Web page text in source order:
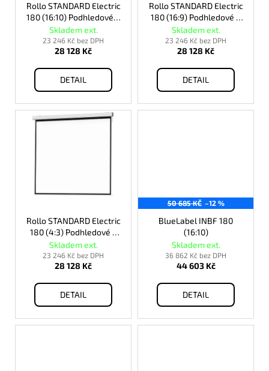
Rollo STANDARD Electric
180 (16:10) Podhledové +
rám pro vestavbu
Skladem ext.
23 246 Kč bez DPH
28 128 Kč
DETAIL
Rollo STANDARD Electric
180 (16:9) Podhledové +
rám pro vestavbu
Skladem ext.
23 246 Kč bez DPH
28 128 Kč
DETAIL
Rollo STANDARD Electric
180 (4:3) Podhledové +
rám pro vestavbu
Skladem ext.
23 246 Kč bez DPH
28 128 Kč
DETAIL
50 685 KČ –12 %
BlueLabel INBF 180
(16:10)
Skladem ext.
36 862 Kč bez DPH
44 603 Kč
DETAIL